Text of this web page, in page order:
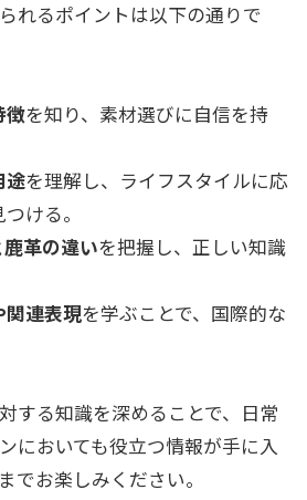
れるポイントは以下の通りで
徴を知り、素材選びに自信を持
途を理解し、ライフスタイルに応
ける。
革の違いを把握し、正しい知識
関連表現を学ぶことで、国際的な
する知識を深めることで、日常
においても役立つ情報が手に入
でお楽しみください。